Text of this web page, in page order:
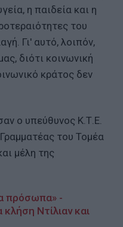
η παιδεία και η
του
Γι' αυτό, λοιπόν,
διότι κοινωνική
κράτος δεν
ο υπεύθυνος Κ.Τ.Ε.
του Τομέα
μέλη της
πρόσωπα» -
Ντίλιαν και